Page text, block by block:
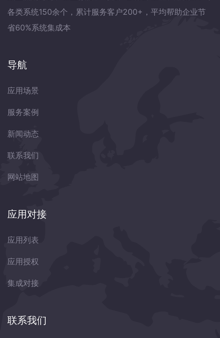
各类系统150余个，累计服务客户200+，平均帮助企业节
省60%系统集成本
导航
应用场景
服务案例
新闻动态
联系我们
网站地图
应用对接
应用列表
应用授权
集成对接
联系我们